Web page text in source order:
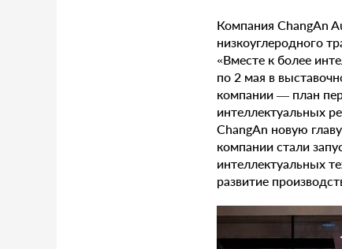
Компания ChangAn
низкоуглеродного
«Вместе к более
по 2 мая в
компании — план
интеллектуальных
ChangAn новую
компании стали
интеллектуальных
развитие